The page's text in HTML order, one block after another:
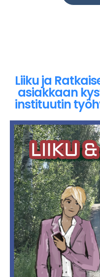
Liiku ja
asiakkaan
instituutin